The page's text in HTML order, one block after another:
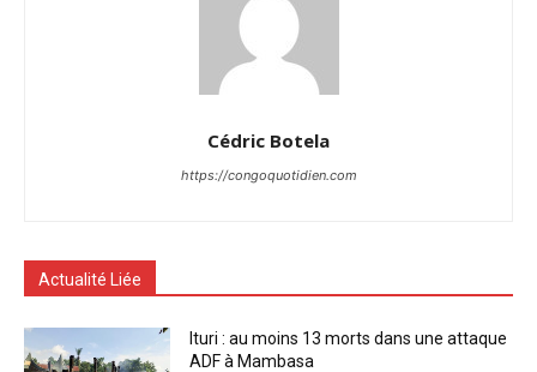
Cédric Botela
https://congoquotidien.com
Actualité Liée
Ituri : au moins 13 morts dans une attaque
ADF à Mambasa